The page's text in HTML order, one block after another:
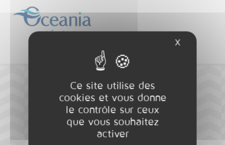
Ce site utilise des
cookies et vous donne
le contrôle sur ceux
que vous souhaitez
activer
X Masquer